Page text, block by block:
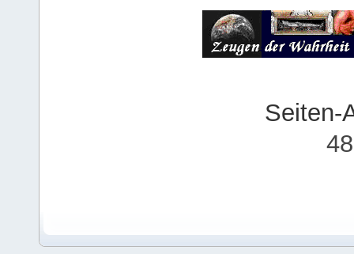
Seiten-